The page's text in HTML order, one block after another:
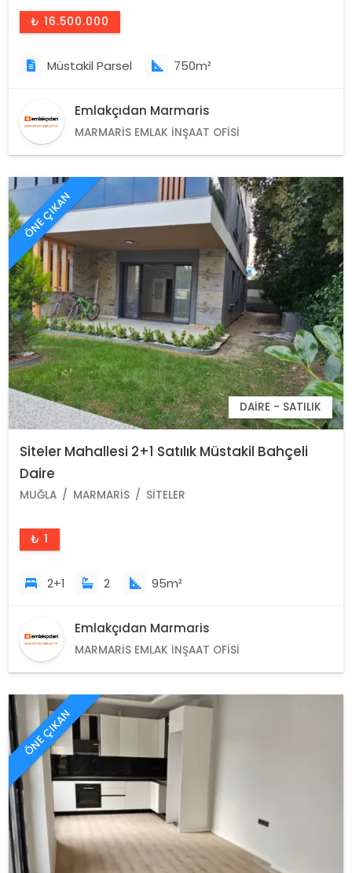
₺ 16.500.000
Müstakil Parsel 750m²
Emlakçıdan Marmaris
MARMARIS EMLAK İNŞAAT OFISI
ÖNE ÇIKAN
DAIRE - SATILIK
Siteler Mahallesi 2+1 Satılık Müstakil Bahçeli
Daire
MUĞLA MARMARIS SITELER
₺ 1
2+1 2 95m²
Emlakçıdan Marmaris
MARMARIS EMLAK İNŞAAT OFISI
ÖNE ÇIKAN